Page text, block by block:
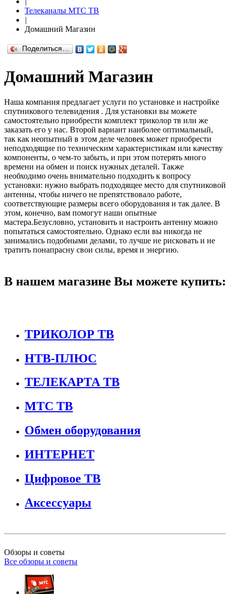
Телеканалы МТС ТВ
|
Домашний Магазин
Поделиться…
Домашний Магазин
Наша компания предлагает услуги по установке и настройке
спутникового телевидения . Для установки вы можете
самостоятельно приобрести комплект триколор тв или же
заказать его у нас. Второй вариант наиболее оптимальный,
так как неопытный в этом деле человек может приобрести
неподходящие по техническим характеристикам или качеству
компоненты, о чем-то забыть, и при этом потерять много
времени на обмен и поиск нужных деталей. Также
необходимо очень внимательно подходить к вопросу
установки: нужно выбрать подходящее место для спутниковой
антенны, чтобы ничего не препятствовало работе,
соответствующие размеры всего оборудования и так далее. В
этом, конечно, вам помогут наши опытные
мастера.Безусловно, установить и настроить антенну можно
попытаться самостоятельно. Однако если вы никогда не
занимались подобными делами, то лучше не рисковать и не
тратить понапрасну свои силы, время и энергию.
В нашем магазине Вы можете купить:
ТРИКОЛОР ТВ
НТВ-ПЛЮС
ТЕЛЕКАРТА ТВ
МТС ТВ
Обмен оборудования
ИНТЕРНЕТ
Цифровое ТВ
Аксессуары
Обзоры и советы
Все обзоры и советы